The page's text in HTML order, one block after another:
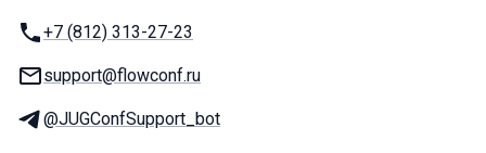
Телефон:
+7 (812) 313-27-23
E-mail:
support@flowconf.ru
Телеграм:
@JUGConfSupport_bot